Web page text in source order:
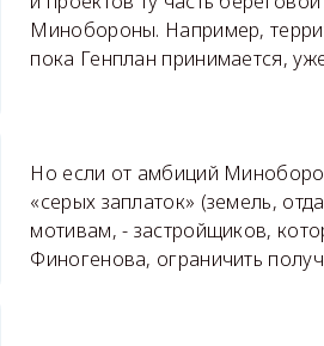
Минобороны. Например,
пока Генплан принимается,
Но если от амбиций
«серых заплаток» (земель,
мотивам, - застройщиков,
Финогенова, ограничить